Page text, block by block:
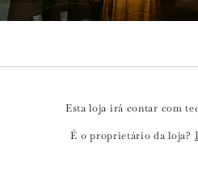
Esta loja irá contar com
É o proprietário da loja?